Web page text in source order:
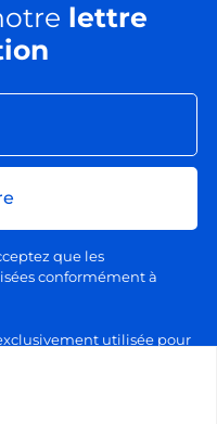
lettre
que les
conformément à
utilisée pour
des données
à tout moment en